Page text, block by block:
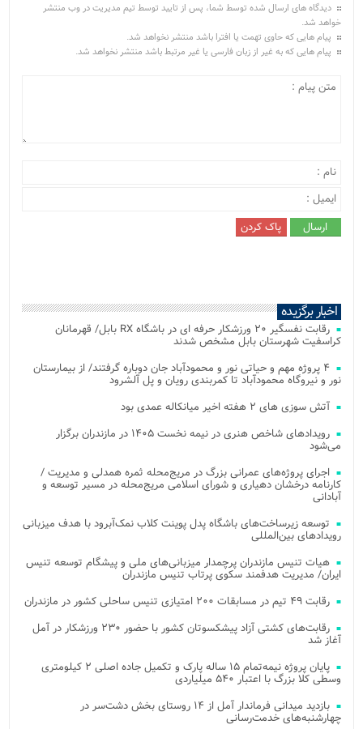
دیدگاه های ارسال شده توسط شما، پس از تایید توسط تیم مدیریت در وب منتشر
خواهد شد.
پیام هایی که حاوی تهمت یا افترا باشد منتشر نخواهد شد.
پیام هایی که به غیر از زبان فارسی یا غیر مرتبط باشد منتشر نخواهد شد.
اخبار برگزیده
رقابت نفسگیر ۲۰ ورزشکار حرفه ای در باشگاه RX بابل/ قهرمانان
کراسفیت شهرستان بابل مشخص شدند
۴ پروژه مهم و حیاتی نور و محمودآباد جان دوباره گرفتند/ از بیمارستان
نور و نیروگاه محمودآباد تا کمربندی رویان و پل آلشرود
آتش‌ سوزی‌ های ۲ هفته اخیر میانکاله عمدی بود
رویدادهای شاخص هنری در نیمه نخست ۱۴۰۵ در مازندران برگزار
می‌شود
اجرای پروژه‌های عمرانی بزرگ در مریج‌محله ثمره همدلی و مدیریت /
کارنامه درخشان دهیاری و شورای اسلامی مریج‌محله در مسیر توسعه و
آبادانی
توسعه زیرساخت‌های باشگاه پدل پوینت کلاب نمک‌آبرود با هدف میزبانی
رویدادهای بین‌المللی
هیات تنیس مازندران پرچمدار میزبانی‌های ملی و پیشگام توسعه تنیس
ایران/ مدیریت هدفمند سکوی پرتاب تنیس مازندران
رقابت ۴۹ تیم در مسابقات ۲۰۰ امتیازی تنیس ساحلی کشور در مازندران
رقابت‌های کشتی آزاد پیشکسوتان کشور با حضور ۲۳۰ ورزشکار در آمل
آغاز شد
پایان پروژه نیمه‌تمام ۱۵ ساله پارک و تکمیل جاده اصلی ۲ کیلومتری
وسطی کلا بزرگ با اعتبار ۵۴۰ میلیاردی
بازدید میدانی فرماندار آمل از ۱۴ روستای بخش دشت‌سر در
چهارشنبه‌های خدمت‌رسانی